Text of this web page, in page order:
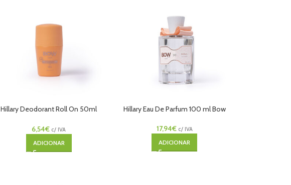
Hillary Deodorant Roll On 50ml
6,54€ c/ IVA
ADICIONAR
Hillary Eau De Parfum 100 ml Bow
17,94€ c/ IVA
ADICIONAR